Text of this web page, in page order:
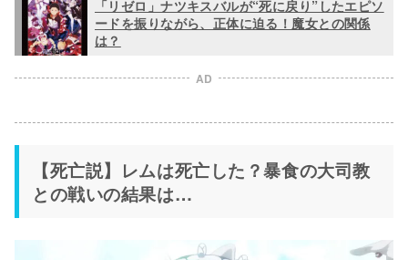
「リゼロ」ナツキスバルが“死に戻り”したエピソ
ードを振りながら、正体に迫る！魔女との関係
は？
AD
【死亡説】レムは死亡した？暴食の大司教
との戦いの結果は…